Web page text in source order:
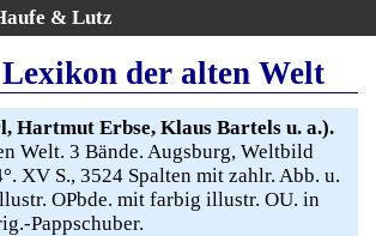
& Lutz
der alten Welt
Hartmut Erbse, Klaus Bartels u. a.).
Welt. 3 Bände. Augsburg, Weltbild
XV S., 3524 Spalten mit zahlr. Abb. u.
OPbde. mit farbig illustr. OU. in
Pappschuber.